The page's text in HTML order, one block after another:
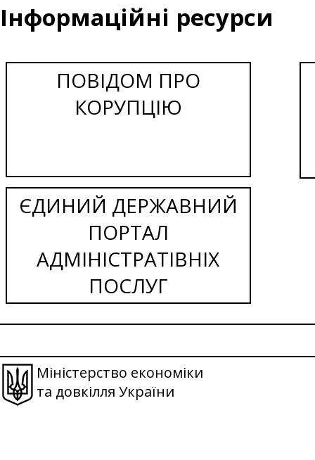
Інформаційні ресурси
ПОВІДОМ ПРО
КОРУПЦІЮ
ЄДИНИЙ ДЕРЖАВНИЙ
ПОРТАЛ
АДМІНІСТРАТІВНІХ
ПОСЛУГ
Міністерство економіки
та довкілля України